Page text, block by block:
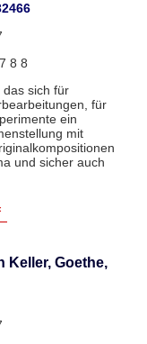
7 8 8
das sich für
für
ein
mit
und sicher auch
Keller, Goethe,